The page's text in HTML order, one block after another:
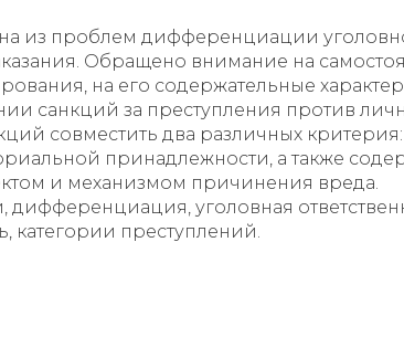
из проблем дифференциации
Обращено внимание на
на его содержательные
санкций за преступления против
совместить два различных
принадлежности, а также
и механизмом причинения вреда.
уголовная
категории преступлений.